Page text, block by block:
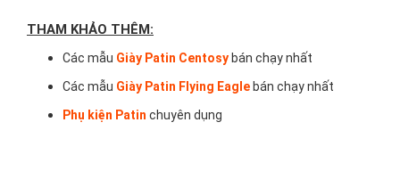
THAM KHẢO THÊM:
Các mẫu Giày Patin Centosy bán chạy nhất
Các mẫu Giày Patin Flying Eagle bán chạy nhất
Phụ kiện Patin chuyên dụng